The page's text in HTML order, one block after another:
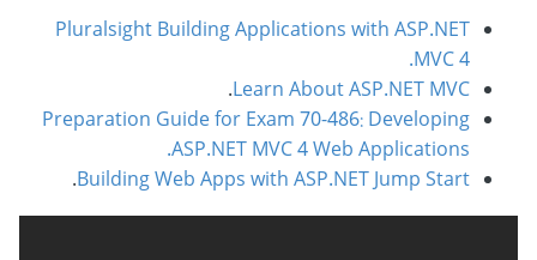
Pluralsight Building Applications with ASP.NET
MVC 4.
Learn About ASP.NET MVC
.
Preparation Guide for Exam 70-486: Developing
ASP.NET MVC 4 Web Applications.
Building Web Apps with ASP.NET Jump Start
.